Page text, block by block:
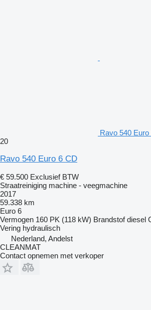
Ravo 540
20
Ravo 540 Euro 6 CD
€ 59.500 Exclusief BTW
Straatreiniging machine - veegmachine
2017
59.338 km
Euro 6
Vermogen 160 PK (118 kW) Brandstof diesel
Vering hydraulisch
Nederland, Andelst
CLEANMAT
Contact opnemen met verkoper